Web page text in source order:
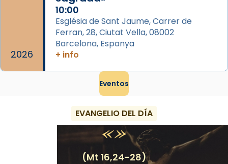
2026
10:00
Església de Sant Jaume, Carrer de
Ferran, 28, Ciutat Vella, 08002
Barcelona, Espanya
+ info
Eventos
EVANGELIO DEL DÍA
(Mt 16,24-28)